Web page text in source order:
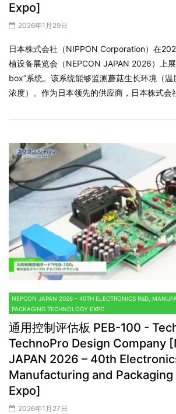
Expo]
2026年1月29日
日本株式会社（NIPPON Corporation）在
植设备展览会（NEPCON JAPAN 2026）上
box”系统。该系统能够监测蘑菇生长环境（
浓度）。作为日本领先的供应商，日本株式会
NEPCON JAPAN 2026 – 40TH ELECTRONICS R&D,
PACKAGING TECHNOLOGY EXPO
通用控制评估板 PEB-100 -
TechnoPro Design Company
JAPAN 2026 – 40th
Manufacturing and
Expo]
2026年1月27日